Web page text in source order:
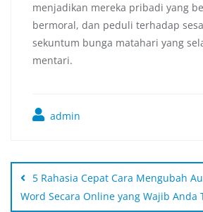
menjadikan mereka pribadi yang
bermoral, dan peduli terhadap
sekuntum bunga matahari yang
mentari.
admin
5 Rahasia Cepat Cara Mengubah
Word Secara Online yang Wajib Anda